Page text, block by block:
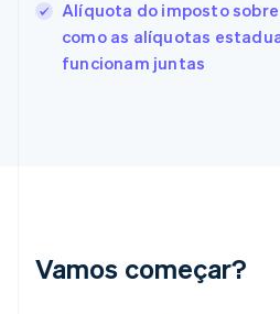
Alíquota do imposto
como as alíquotas
funcionam juntas
Vamos começar?
Finlândia
EnglishSvenska
França
English
Irlanda